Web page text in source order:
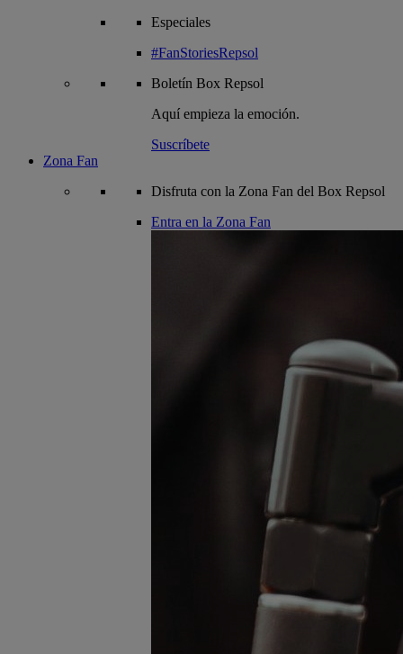
Especiales
#FanStoriesRepsol
Boletín Box Repsol
Aquí empieza la emoción.
Suscríbete
Zona Fan
Disfruta con la Zona Fan del Box Repsol
Entra en la Zona Fan